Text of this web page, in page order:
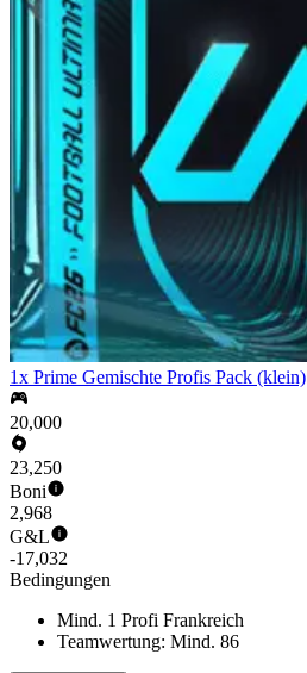
1x Prime Gemischte Profis Pack (klein)
20,000
23,250
Boni
2,968
G&L
-17,032
Bedingungen
Mind. 1 Profi Frankreich
Teamwertung: Mind. 86